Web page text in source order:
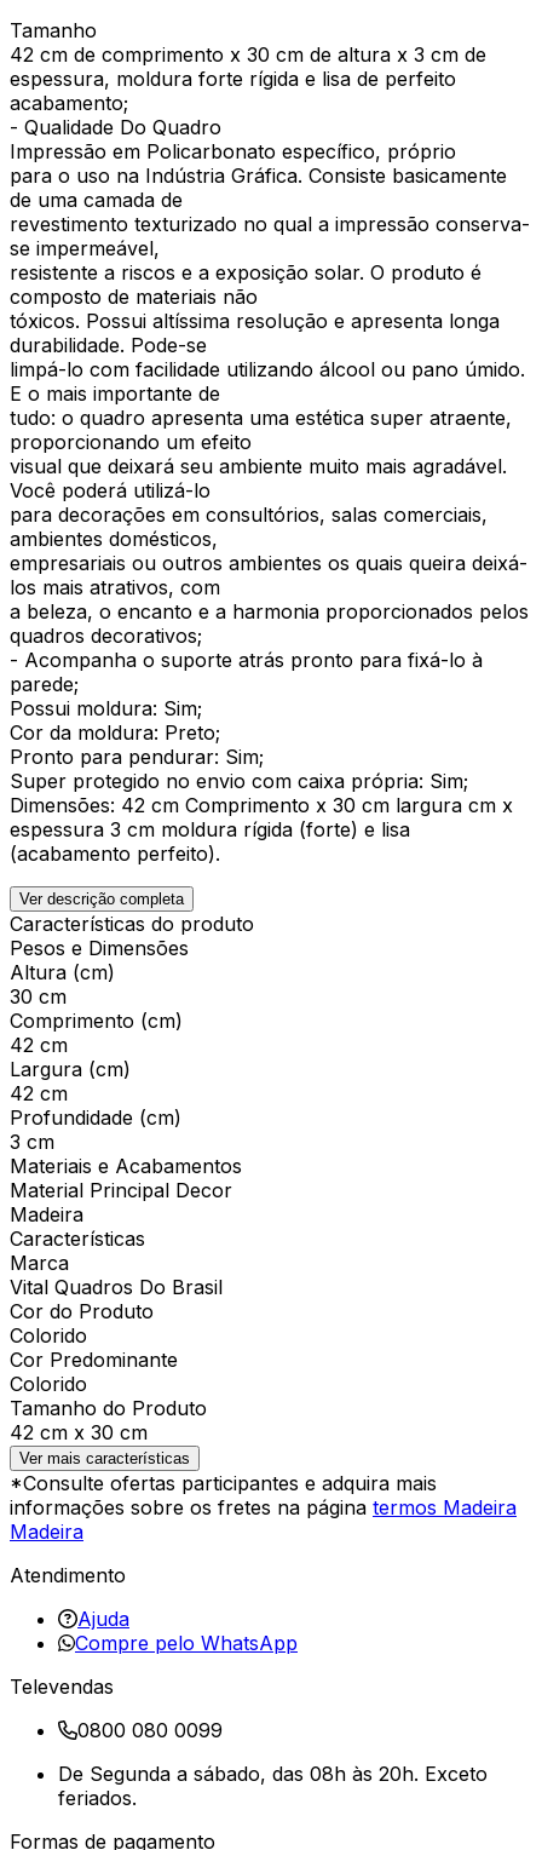
Tamanho
42 cm de comprimento x 30 cm de altura x 3 cm de
espessura, moldura forte rígida e lisa de perfeito
acabamento;
- Qualidade Do Quadro
Impressão em Policarbonato específico, próprio
para o uso na Indústria Gráfica. Consiste basicamente
de uma camada de
revestimento texturizado no qual a impressão conserva-
se impermeável,
resistente a riscos e a exposição solar. O produto é
composto de materiais não
tóxicos. Possui altíssima resolução e apresenta longa
durabilidade. Pode-se
limpá-lo com facilidade utilizando álcool ou pano úmido.
E o mais importante de
tudo: o quadro apresenta uma estética super atraente,
proporcionando um efeito
visual que deixará seu ambiente muito mais agradável.
Você poderá utilizá-lo
para decorações em consultórios, salas comerciais,
ambientes domésticos,
empresariais ou outros ambientes os quais queira deixá-
los mais atrativos, com
a beleza, o encanto e a harmonia proporcionados pelos
quadros decorativos;
- Acompanha o suporte atrás pronto para fixá-lo à
parede;
Possui moldura: Sim;
Cor da moldura: Preto;
Pronto para pendurar: Sim;
Super protegido no envio com caixa própria: Sim;
Dimensões: 42 cm Comprimento x 30 cm largura cm x
espessura 3 cm moldura rígida (forte) e lisa
(acabamento perfeito).
Ver descrição completa
Características do produto
Pesos e Dimensões
Altura (cm)
30 cm
Comprimento (cm)
42 cm
Largura (cm)
42 cm
Profundidade (cm)
3 cm
Materiais e Acabamentos
Material Principal Decor
Madeira
Características
Marca
Vital Quadros Do Brasil
Cor do Produto
Colorido
Cor Predominante
Colorido
Tamanho do Produto
42 cm x 30 cm
Ver mais características
*Consulte ofertas participantes e adquira mais
informações sobre os fretes na página termos Madeira
Madeira
Atendimento
Ajuda
Compre pelo WhatsApp
Televendas
0800 080 0099
De Segunda a sábado, das 08h às 20h. Exceto
feriados.
Formas de pagamento